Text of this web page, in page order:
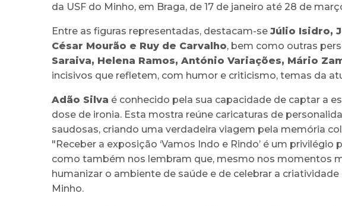
da USF do Minho, em Braga, de 17 de janeiro até 28 de
Entre as figuras representadas, destacam-se Júlio Isidro,
César Mourão e Ruy de Carvalho, bem como outras
Saraiva, Helena Ramos, António Variações, Mário
incisivos que refletem, com humor e criticismo, temas da
Adão Silva é conhecido pela sua capacidade de captar a
dose de ironia. Esta mostra reúne caricaturas de
saudosas, criando uma verdadeira viagem pela memória
"Receber a exposição ‘Vamos Indo e Rindo’ é um
como também nos lembram que, mesmo nos momentos
humanizar o ambiente de saúde e de celebrar a
Minho.